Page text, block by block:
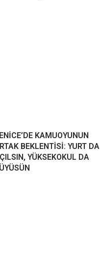
KAMUOYUNUN
BEKLENTİSİ: YURT DA
YÜKSEKOKUL DA